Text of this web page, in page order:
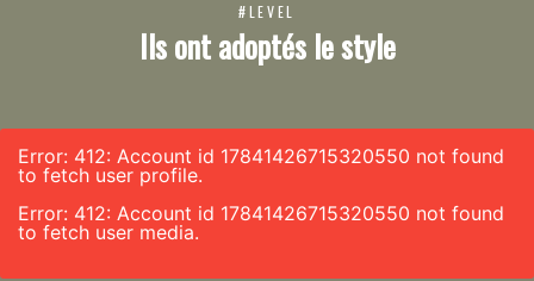
#LEVEL
Ils ont adoptés le style
Error: 412: Account id 17841426715320550 not found
to fetch user profile.
Error: 412: Account id 17841426715320550 not found
to fetch user media.